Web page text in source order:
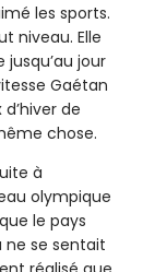
les sports.
niveau. Elle
jour
Gaétan
de
chose.
à
olympique
le pays
ne se sentait